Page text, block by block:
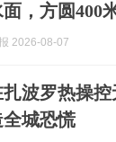
，方圆400
2026-08-07
波罗热操
城恐慌